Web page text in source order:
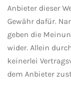
Anbieter dieser
Gewähr dafür.
geben die
wider. Allein
keinerlei
dem Anbieter